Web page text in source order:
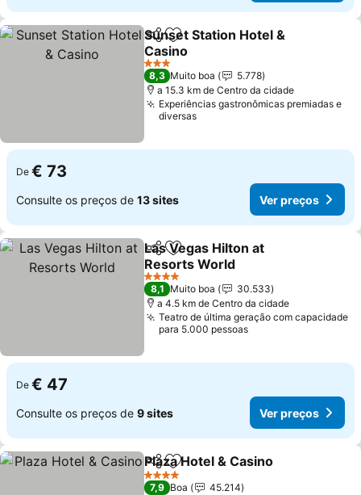
PartilharAdicionar aos favoritos
Sunset Station Hotel &
Casino
Ver preços
3 Estrelas
8,3 Muito boa
5.778
a 15.3 km de Centro da cidade
Experiências gastronômicas premiadas e
diversas
De € 73
Consulte os preços de 13 sites Ver preços
PartilharAdicionar aos favoritos
Las Vegas Hilton at
Resorts World
Ver preços
4 Estrelas
8,1 Muito boa
30.533
a 4.5 km de Centro da cidade
Teatro de última geração com capacidade
para 5.000 pessoas
De € 47
Consulte os preços de 9 sites Ver preços
PartilharAdicionar aos favoritos
Plaza Hotel & Casino
4 Estrelas
7,9 Boa
45.214